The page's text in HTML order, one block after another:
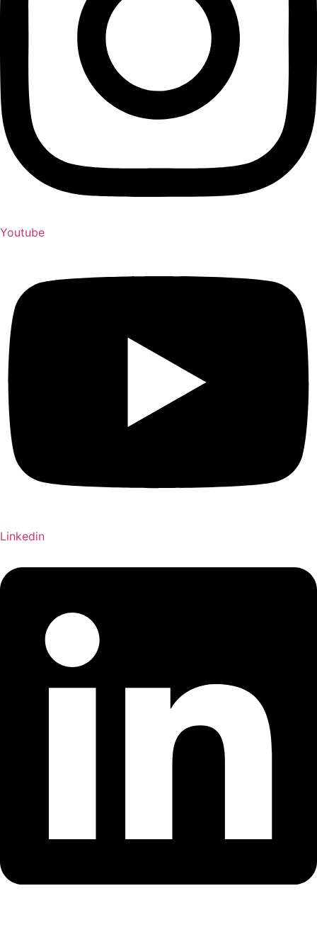
Youtube
Linkedin